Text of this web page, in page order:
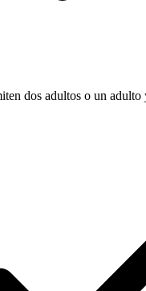
dos adultos o un adulto